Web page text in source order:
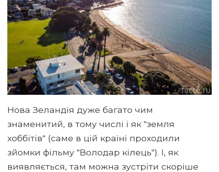
Нова Зеландія дуже багато чим
знаменитий, в тому числі і як "земля
хоббітів" (саме в цій країні проходили
зйомки фільму "Володар кілець"). І, як
виявляється, там можна зустріти скоріше